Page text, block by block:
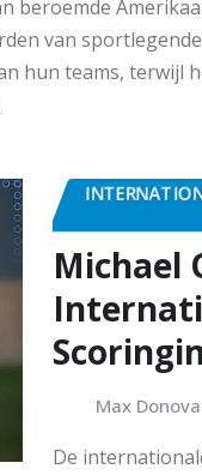
beroemde
van
hun teams, terwijl
Michael
Max
De